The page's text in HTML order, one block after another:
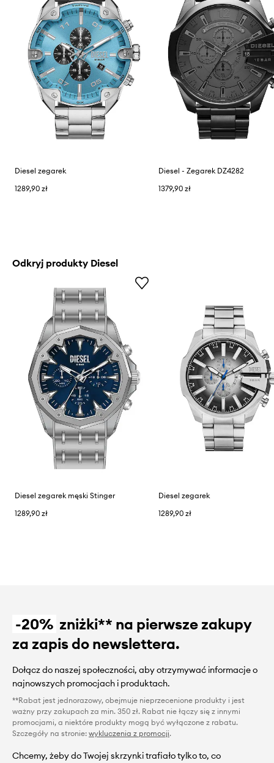
Diesel zegarek
1289,90 zł
Diesel - Zegarek DZ4282
1379,90 zł
Odkryj produkty Diesel
Diesel zegarek męski Stinger
1289,90 zł
Diesel zegarek
1289,90 zł
-20% zniżki** na pierwsze zakupy
za zapis do newslettera.
Dołącz do naszej społeczności, aby otrzymywać informacje o
najnowszych promocjach i produktach.
**Rabat jest jednorazowy, obejmuje nieprzecenione produkty i jest
ważny przy zakupach za min. 350 zł. Rabat nie łączy się z innymi
promocjami, a niektóre produkty mogą być wyłączone z rabatu.
Szczegóły na stronie: wykluczenia z promocji.
Chcemy, żeby do Twojej skrzynki trafiało tylko to, co